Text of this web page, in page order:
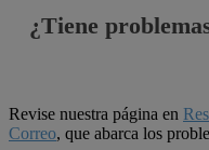
¿Tiene
Revise nuestra página en
Correo, que abarca los